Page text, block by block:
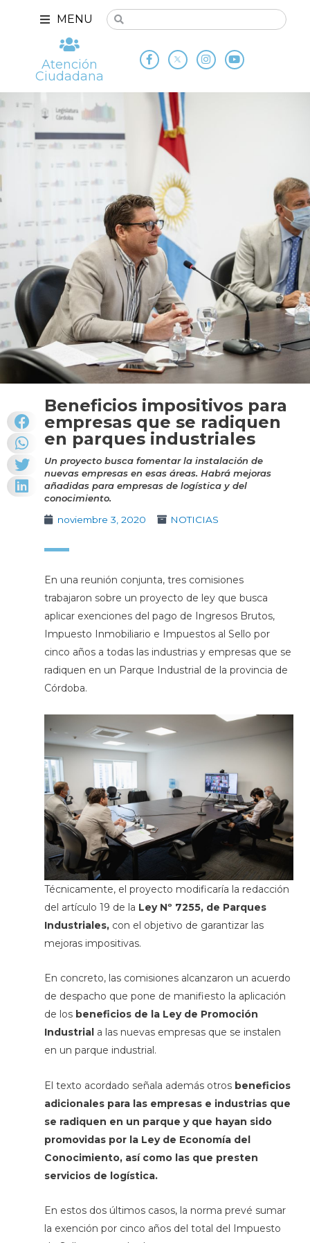
MENU
Atención
Ciudadana
Beneficios impositivos para
empresas que se radiquen
en parques industriales
Un proyecto busca fomentar la instalación de
nuevas empresas en esas áreas. Habrá mejoras
añadidas para empresas de logística y del
conocimiento.
noviembre 3, 2020
NOTICIAS
En una reunión conjunta, tres comisiones
trabajaron sobre un proyecto de ley que busca
aplicar exenciones del pago de Ingresos Brutos,
Impuesto Inmobiliario e Impuestos al Sello por
cinco años a todas las industrias y empresas que se
radiquen en un Parque Industrial de la provincia de
Córdoba.
Técnicamente, el proyecto modificaría la redacción
del artículo 19 de la Ley Nº 7255, de Parques
Industriales,con el objetivo de garantizar las
mejoras impositivas.
En concreto, las comisiones alcanzaron un acuerdo
de despacho que pone de manifiesto la aplicación
de los beneficios de la Ley de Promoción
Industriala las nuevas empresas que se instalen
en un parque industrial.
El texto acordado señala además otros beneficios
adicionales para las empresas e industrias que
se radiquen en un parque y que hayan sido
promovidas por la Ley de Economía del
Conocimiento, así como las que presten
servicios de logística.
En estos dos últimos casos, la norma prevé sumar
la exención por cinco años del total del Impuesto